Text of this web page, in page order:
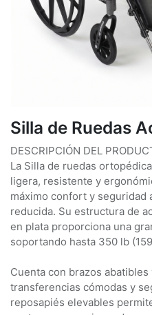
Silla de Ruedas
DESCRIPCIÓN DEL
La Silla de ruedas
ligera, resistente y
máximo confort y seguridad
reducida. Su estructura de
en plata proporciona una
soportando hasta 350 lb
Cuenta con brazos
transferencias cómodas y
reposapiés elevables